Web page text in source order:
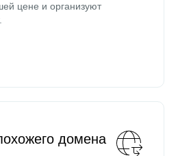
цене и организуют
домена